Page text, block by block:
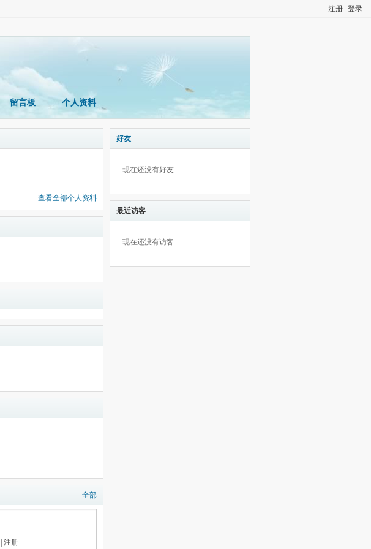
注册 登录
留言板 个人资料
查看全部个人资料
全部
注册
好友
现在还没有好友
最近访客
现在还没有访客